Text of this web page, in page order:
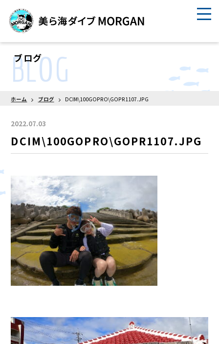
ブログ
BLOG
ホーム ブログ DCIM\100GOPRO\GOPR1107.JPG
2022.07.03
DCIM\100GOPRO\GOPR1107.JPG